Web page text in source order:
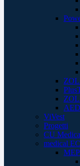
ViVest
Progetti
CU
medical